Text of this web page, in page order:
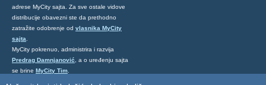
adrese MyCity sajta. Za sve ostale vidove
distribucije obavezni ste da prethodno
zatražite odobrenje od vlasnika MyCity
sajta
MyCity pokrenuo, administrira i razvija
Predrag Damnjanović , a o uređenju sajta
se brine MyCity Tim